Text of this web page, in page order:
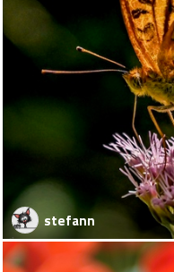
stefann